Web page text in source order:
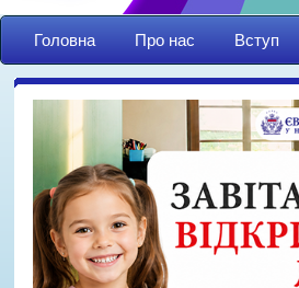
Головна Про нас Вступ